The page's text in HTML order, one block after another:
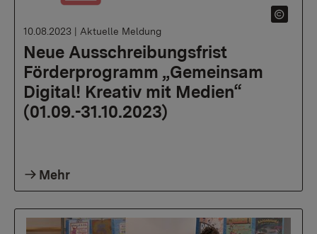
Neue Ausschreibungsfrist
Förderprogramm „Gemeinsam
Digital! Kreativ mit Medien“
(01.09.-31.10.2023)
10.08.2023 | Aktuelle Meldung
Mehr